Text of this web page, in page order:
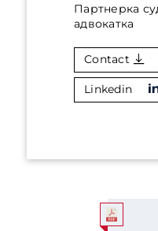
Партнерка
адвокатка
Contact
Linkedin